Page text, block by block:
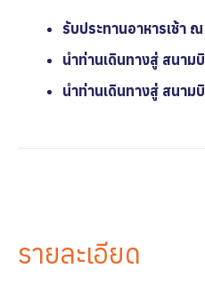
รับประทานอาหารเช้า ณ
นำท่านเดินทางสู่ สนาม
นำท่านเดินทางสู่ สนาม
รายละเอียด